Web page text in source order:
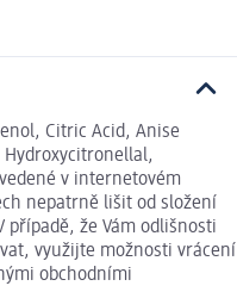
Citric Acid, Anise
v internetovém
nepatrně lišit od složení
případě, že Vám odlišnosti
využijte možnosti vrácení
obchodními